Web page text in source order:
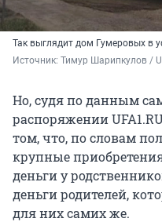
Так выглядит дом Гумеровых в
Источник: Тимур Шарипкулов /
Но, судя по данным
распоряжении
том, что, по словам
крупные
деньги у
деньги родителей,
для них самих же.